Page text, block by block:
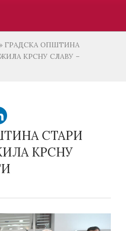
» ГРАДСКА ОПШТИНА
КРСНУ СЛАВУ –
СТАРИ
КРСНУ